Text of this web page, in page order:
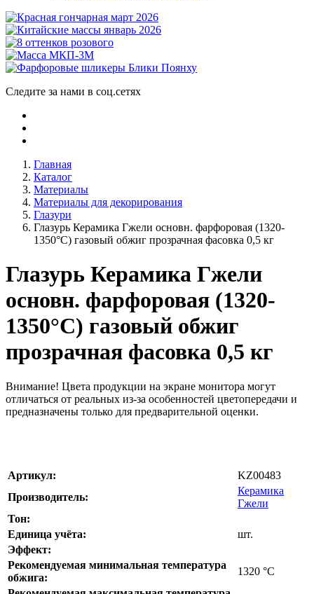
Следите за нами в соц.сетях
Главная
Каталог
Материалы
Материалы для декорирования
Глазури
Глазурь Керамика Гжели основн. фарфоровая (1320-
1350°С) газовый обжиг прозрачная фасовка 0,5 кг
Глазурь Керамика Гжели
основн. фарфоровая (1320-
1350°С) газовый обжиг
прозрачная фасовка 0,5 кг
Внимание! Цвета продукции на экране монитора могут
отличаться от реальных из-за особенностей цветопередачи и
предназначены только для предварительной оценки.
Артикул:
KZ00483
Производитель:
Керамика
Гжели
Тон:
Единица учёта:
шт.
Эффект:
Рекомендуемая минимальная температура
обжига:
1320 °С